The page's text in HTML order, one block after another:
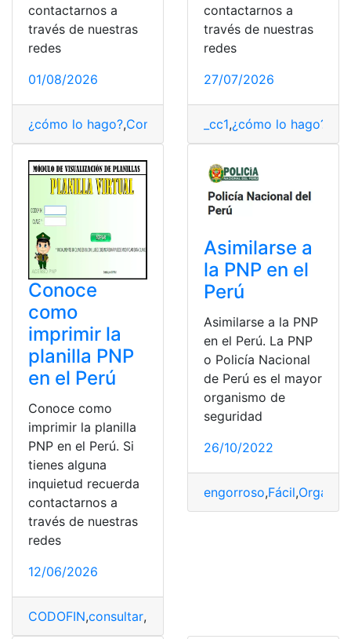
contactarnos a
través de nuestras
redes
01/08/2026
¿cómo lo hago?,Consulta la planilla,PNP
contactarnos a
través de nuestras
redes
27/07/2026
_cc1,¿cómo lo hago?
Conoce
como
imprimir la
planilla PNP
en el Perú
Conoce como
imprimir la planilla
PNP en el Perú. Si
tienes alguna
inquietud recuerda
contactarnos a
través de nuestras
redes
12/06/2026
CODOFIN,consultar,
Asimilarse a
la PNP en el
Perú
Asimilarse a la PNP
en el Perú. La PNP
o Policía Nacional
de Perú es el mayor
organismo de
seguridad
26/10/2022
engorroso,Fácil,